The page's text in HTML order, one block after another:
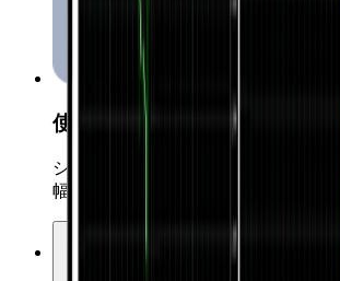
使いやすいUI
シンプルながら高機能なUIで、初心
幅広く対応
高度なチャート＆インジケ